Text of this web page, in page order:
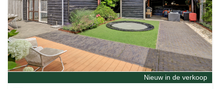
Nieuw in de verkoop